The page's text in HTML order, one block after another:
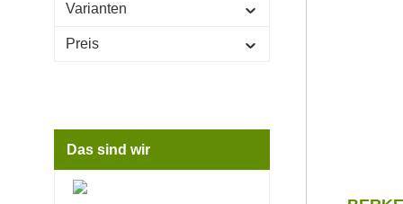
Varianten
Preis
Das sind wir